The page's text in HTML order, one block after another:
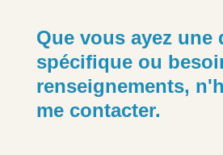
Que vous ayez une
spécifique ou
renseignements,
me contacter.